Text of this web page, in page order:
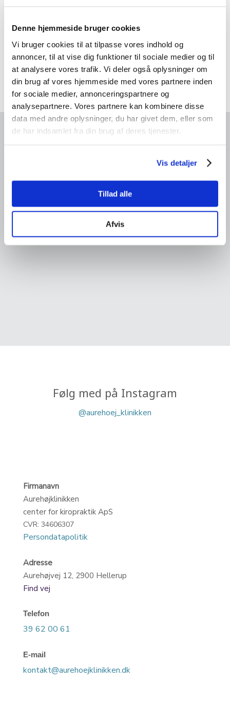
Denne hjemmeside bruger cookies
Vi bruger cookies til at tilpasse vores indhold og
annoncer, til at vise dig funktioner til sociale medier og til
at analysere vores trafik. Vi deler også oplysninger om
din brug af vores hjemmeside med vores partnere inden
for sociale medier, annonceringspartnere og
analysepartnere. Vores partnere kan kombinere disse
data med andre oplysninger, du har givet dem, eller som
de har indsamlet fra din brug af deres tjenester.
Vis detaljer
Tillad alle
Afvis
Nakke fuld playliste
SE​ PLAYLISTE
Følg med på Instagram​
@aurehoej_klinikken​
Firmanavn
​Aurehøjklinikken
​center for kiropraktik ApS
CVR: 34606307
Persondatapolitik​
Adresse
​Aurehøjvej 12, 2900 Hellerup
Find vej
Telefon
39 62 00 61
E-mail
kontakt@aurehoejklinikken.dk